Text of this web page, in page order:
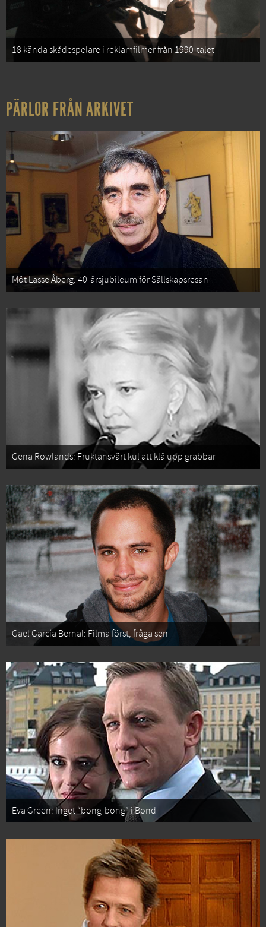
18 kända skådespelare i reklamfilmer från 1990-talet
PÄRLOR FRÅN ARKIVET
Möt Lasse Åberg: 40-årsjubileum för Sällskapsresan
Gena Rowlands: Fruktansvärt kul att klå upp grabbar
Gael García Bernal: Filma först, fråga sen
Eva Green: Inget “bong-bong” i Bond